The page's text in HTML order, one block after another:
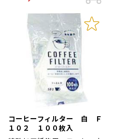
コーヒーフィルター 白 Ｆ
１０２ １００枚入